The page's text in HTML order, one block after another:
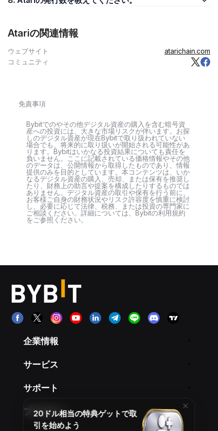
Atariの関連情報
ウェブサイト
atarichain.com
コミュニティ
免責事項
Bybitでのやその他デジタル資産の購入を含む暗号資
産への投資には、大きな市場リスクが伴います。お探
しのデジタル資産が現在Bybitで取り扱われていない
場合でも、将来的に取り扱いが開始される可能性があ
ります。Bybitはいかなる投資結果についても責任を
負いません。ここに記載されている価格情報やその他
のデータは、公開情報から取得したものであり、情報
提供のみを目的としています。本コンテンツは、いか
なるデジタル資産の購入、売却、または保有を推奨し
たり、財務上の助言や提案を構成したりするものでは
ありません。デジタル資産の取引や保有を行う前に、
お客様ご自身の財務状況やリスク許容度を慎重に検討
し、必要に応じて法律、税務、または投資の専門家に
ご相談ください。詳細については、Bybitの利用規約
をご参照ください。
企業情報
サービス
サポート
プロダクト
20ドル相当の特典ゲットで取
引を始めよう